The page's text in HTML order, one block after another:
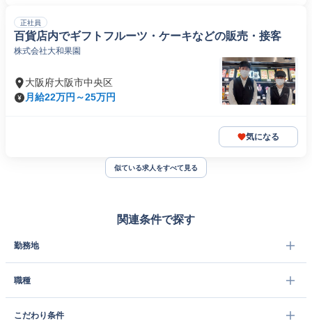
正社員
百貨店内でギフトフルーツ・ケーキなどの販売・接客
株式会社大和果園
大阪府大阪市中央区
月給22万円～25万円
気になる
似ている求人をすべて見る
関連条件で探す
勤務地
職種
こだわり条件